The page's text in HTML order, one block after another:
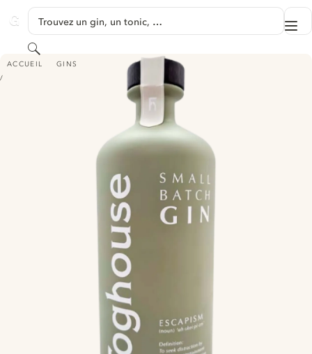
GINVENTORY
Trouvez un gin, un tonic, …
Rechercher
ACCUEIL GINS
FOGHOUSE - SMALL BATCH GIN